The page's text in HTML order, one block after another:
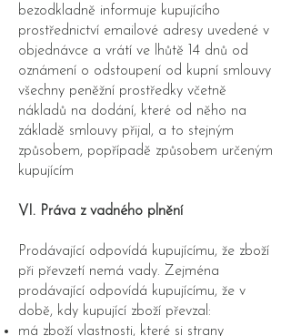
bezodkladně informuje kupujícího
prostřednictví emailové adresy uvedené v
objednávce a vrátí ve lhůtě 14 dnů od
oznámení o odstoupení od kupní smlouvy
všechny peněžní prostředky včetně
nákladů na dodání, které od něho na
základě smlouvy přijal, a to stejným
způsobem, popřípadě způsobem určeným
kupujícím
VI. Práva z vadného plnění
Prodávající odpovídá kupujícímu, že zboží
při převzetí nemá vady. Zejména
prodávající odpovídá kupujícímu, že v
době, kdy kupující zboží převzal:
má zboží vlastnosti, které si strany